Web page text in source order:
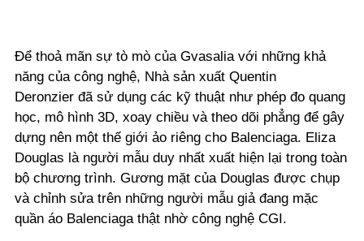
Để thoả mãn sự tò mò của Gvasalia với những khả
năng của công nghệ, Nhà sản xuất Quentin
Deronzier đã sử dụng các kỹ thuật như phép đo quang
học, mô hình 3D, xoay chiều và theo dõi phẳng để gây
dựng nên một thế giới ảo riêng cho Balenciaga. Eliza
Douglas là người mẫu duy nhất xuất hiện lại trong toàn
bộ chương trình. Gương mặt của Douglas được chụp
và chỉnh sửa trên những người mẫu giả đang mặc
quần áo Balenciaga thật nhờ công nghệ CGI.